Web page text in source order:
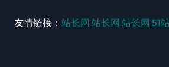
友情链接： 站长网 站长网 站长网 51